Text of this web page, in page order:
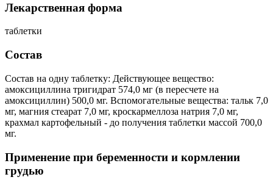
Лекарственная форма
таблетки
Состав
Состав на одну таблетку: Действующее вещество:
амоксициллина тригидрат 574,0 мг (в пересчете на
амоксициллин) 500,0 мг. Вспомогательные вещества: тальк 7,0
мг, магния стеарат 7,0 мг, кроскармеллоза натрия 7,0 мг,
крахмал картофельный - до получения таблетки массой 700,0
мг.
Применение при беременности и кормлении
грудью